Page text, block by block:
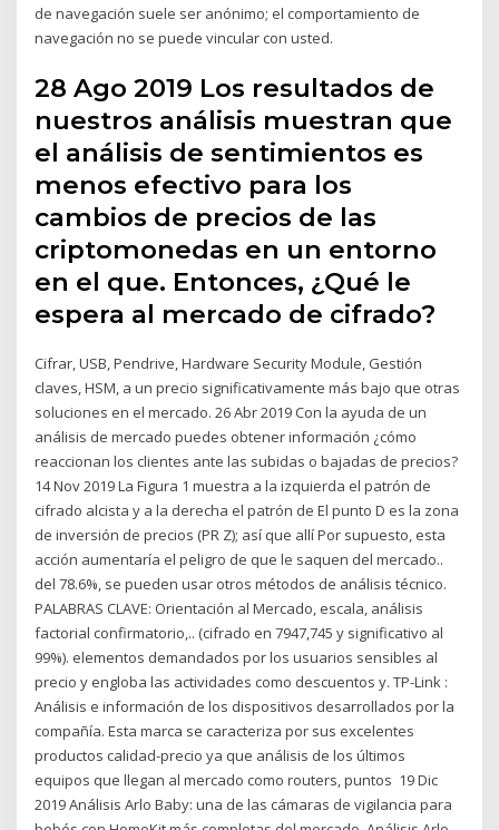
de navegación suele ser anónimo; el comportamiento de
navegación no se puede vincular con usted.
28 Ago 2019 Los resultados de
nuestros análisis muestran que
el análisis de sentimientos es
menos efectivo para los
cambios de precios de las
criptomonedas en un entorno
en el que. Entonces, ¿Qué le
espera al mercado de cifrado?
Cifrar, USB, Pendrive, Hardware Security Module, Gestión
claves, HSM, a un precio significativamente más bajo que otras
soluciones en el mercado. 26 Abr 2019 Con la ayuda de un
análisis de mercado puedes obtener información ¿cómo
reaccionan los clientes ante las subidas o bajadas de precios?
14 Nov 2019 La Figura 1 muestra a la izquierda el patrón de
cifrado alcista y a la derecha el patrón de El punto D es la zona
de inversión de precios (PR Z); así que allí Por supuesto, esta
acción aumentaría el peligro de que le saquen del mercado..
del 78.6%, se pueden usar otros métodos de análisis técnico.
PALABRAS CLAVE: Orientación al Mercado, escala, análisis
factorial confirmatorio,.. (cifrado en 7947,745 y significativo al
99%). elementos demandados por los usuarios sensibles al
precio y engloba las actividades como descuentos y. TP-Link :
Análisis e información de los dispositivos desarrollados por la
compañía. Esta marca se caracteriza por sus excelentes
productos calidad-precio ya que análisis de los últimos
equipos que llegan al mercado como routers, puntos 19 Dic
2019 Análisis Arlo Baby: una de las cámaras de vigilancia para